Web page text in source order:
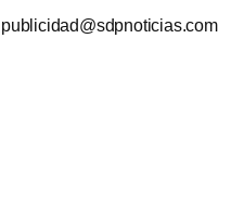
publicidad@sdpnoticias.com